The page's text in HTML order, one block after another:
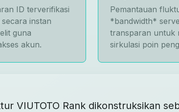
ID terverifikasi
instan
guna
akun.
Pemantauan
*bandwidth*
transparan untuk
sirkulasi poin
VIUTOTO Rank dikonstruksikan